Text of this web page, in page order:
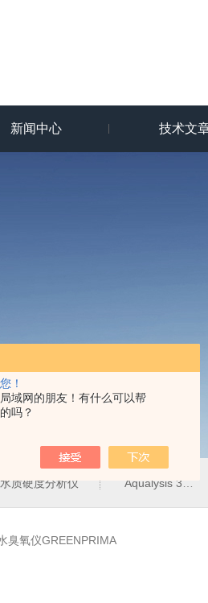
！
域网的朋友！有什么可以帮
吗？
新闻中心 技术文
质硬度分析仪 Aqualysis 300饮用水管网在线余氯总氯分析仪
臭氧仪GREENPRIMA